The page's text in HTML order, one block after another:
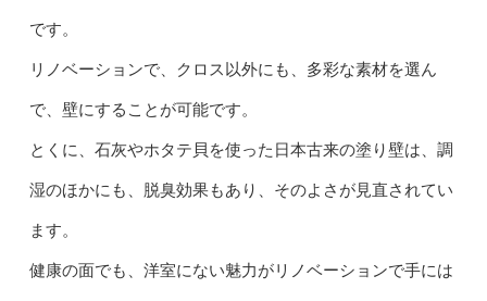
です。
リノベーションで、クロス以外にも、多彩な素材を選ん
で、壁にすることが可能です。
とくに、石灰やホタテ貝を使った日本古来の塗り壁は、調
湿のほかにも、脱臭効果もあり、そのよさが見直されてい
ます。
健康の面でも、洋室にない魅力がリノベーションで手には